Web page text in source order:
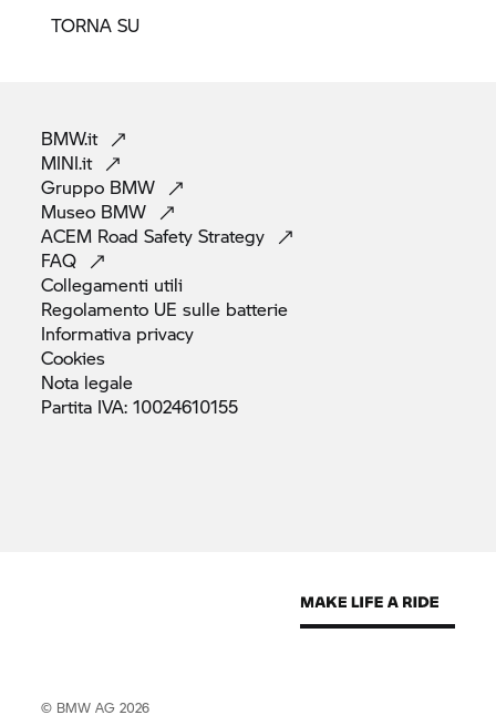
TORNA SU
BMW.it
MINI.it
Gruppo BMW
Museo BMW
ACEM Road SafetyStrategy
FAQ
Collegamenti utili
Regolamento UE sulle batterie
Informativa privacy
Cookies
Nota legale
Partita IVA:10024610155
© BMW AG 2026